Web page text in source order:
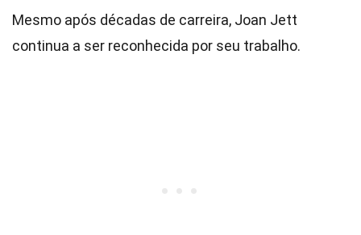
Mesmo após décadas de carreira, Joan Jett
continua a ser reconhecida por seu trabalho.